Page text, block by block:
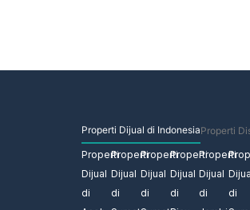
Properti Dijual di IndonesiaProperti
Properti
Dijual
di
Properti
Dijual
di
Properti
Dijual
di
Properti
Dijual
di
Properti
Dijual
di
di